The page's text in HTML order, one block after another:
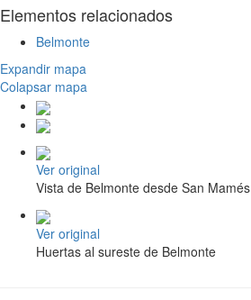
Elementos relacionados
Belmonte
Expandir mapa
Colapsar mapa
Ver original
Vista de Belmonte desde San Mamés
Ver original
Huertas al sureste de Belmonte